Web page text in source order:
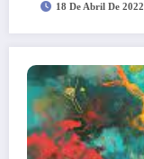
18 De Abril De 2022